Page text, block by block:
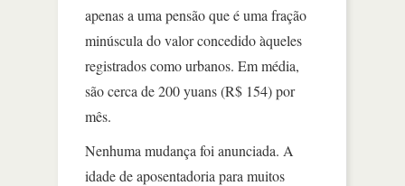
apenas a uma pensão que é uma fração
minúscula do valor concedido àqueles
registrados como urbanos. Em média,
são cerca de 200 yuans (R$ 154) por
mês.
Nenhuma mudança foi anunciada. A
idade de aposentadoria para muitos